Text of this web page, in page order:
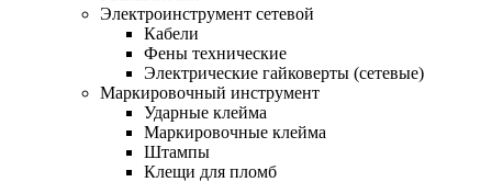
Электроинструмент сетевой
Кабели
Фены технические
Электрические гайковерты (сетевые)
Маркировочный инструмент
Ударные клейма
Маркировочные клейма
Штампы
Клещи для пломб